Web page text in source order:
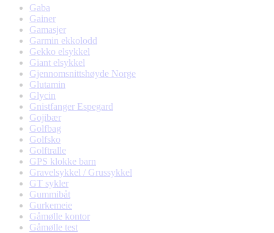
Gaba
Gainer
Gamasjer
Garmin ekkolodd
Gekko elsykkel
Giant elsykkel
Gjennomsnittshøyde Norge
Glutamin
Glycin
Gnistfanger Espegard
Gojibær
Golfbag
Golfsko
Golftralle
GPS klokke barn
Gravelsykkel / Grussykkel
GT sykler
Gummibåt
Gurkemeie
Gåmølle kontor
Gåmølle test